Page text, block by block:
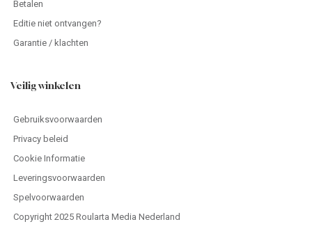
Betalen
Editie niet ontvangen?
Garantie / klachten
Veilig winkelen
Gebruiksvoorwaarden
Privacy beleid
Cookie Informatie
Leveringsvoorwaarden
Spelvoorwaarden
Copyright 2025 Roularta Media Nederland